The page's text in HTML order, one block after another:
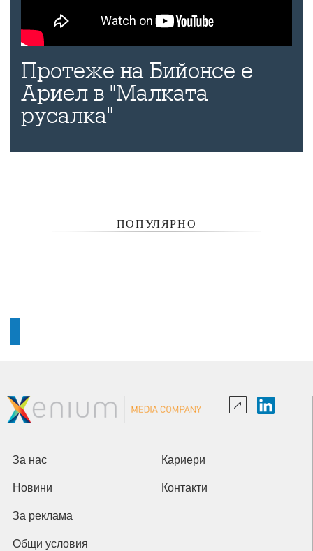
Протеже на Бийонсе е
Ариел в "Малката
русалка"
ПОПУЛЯРНО
За нас Кариери
Новини Контакти
За реклама
Общи условия